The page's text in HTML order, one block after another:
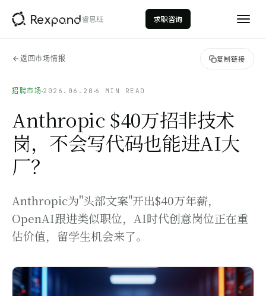
睿思班
AI数据分析
AI Data Analytics
Data Science
量化投资
Quantitative Investment
Financial Modeling
软件工程
求职咨询
返回市场情报 复制链接
招聘市场 2026.06.20 6 MIN READ
Anthropic $40万招非技术
岗，不会写代码也能进AI大
厂？
Anthropic为"头部文案"开出$40万年薪，
OpenAI跟进类似职位，AI时代创意岗位正在重
估价值，留学生机会来了。